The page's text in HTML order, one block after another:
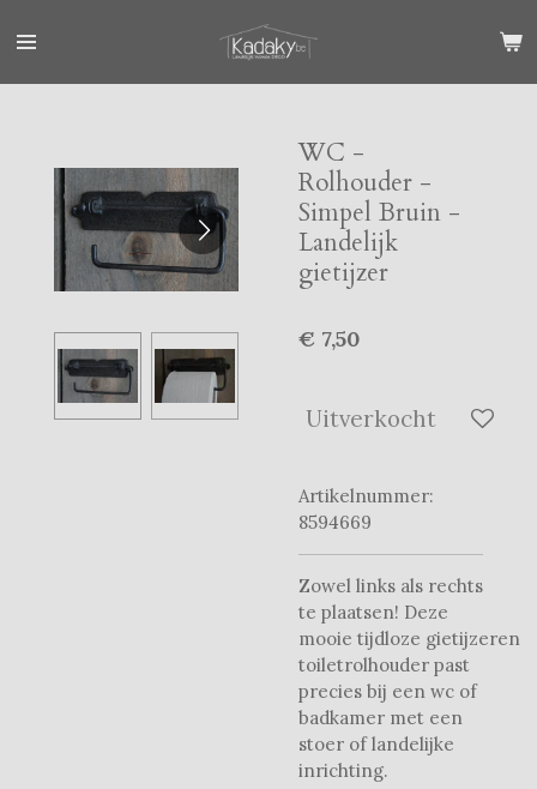
direct
WC -
Rolhouder -
Simpel Bruin -
Landelijk
gietijzer
€ 7,50
Uitverkocht
Artikelnummer:
8594669
Zowel links als rechts
te plaatsen! Deze
mooie tijdloze gietijzeren
toiletrolhouder past
precies bij een wc of
badkamer met een
stoer of landelijke
inrichting.